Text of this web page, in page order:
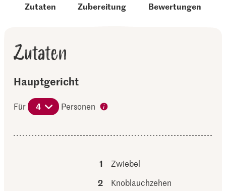
Zutaten Zubereitung Bewertungen
Zutaten
Hauptgericht
Für 4 Personen
1
Zwiebel
2
Knoblauchzehen